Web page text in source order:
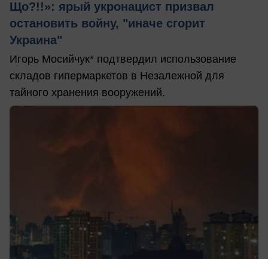
Що?!!»: ярый укронацист призвал
остановить войну, "иначе сгорит
Украина"
Игорь Мосийчук* подтвердил использование
складов гипермаркетов в Незалежной для
тайного хранения вооружений.